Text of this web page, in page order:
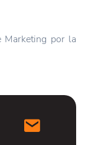
Marketing por la